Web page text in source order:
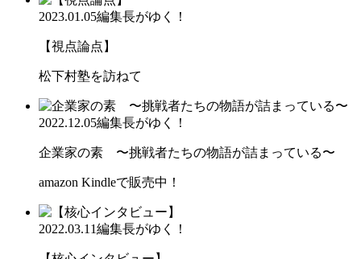
2023.01.05編集長がゆく！
【視点論点】
松下村塾を訪ねて
2022.12.05編集長がゆく！
企業家の素 〜挑戦者たちの物語が詰まっている〜
amazon Kindleで販売中！
2022.03.11編集長がゆく！